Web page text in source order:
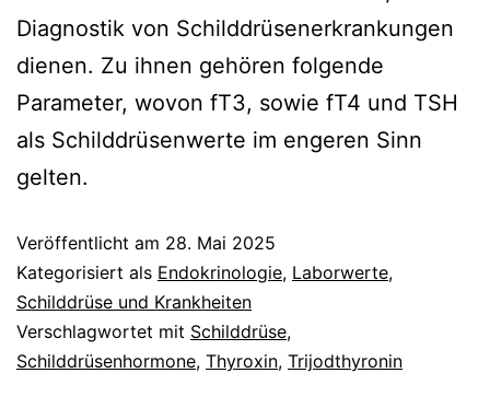
Diagnostik von Schilddrüsenerkrankungen
dienen. Zu ihnen gehören folgende
Parameter, wovon fT3, sowie fT4 und TSH
als Schilddrüsenwerte im engeren Sinn
gelten.
Veröffentlicht am 28. Mai 2025
Kategorisiert als Endokrinologie, Laborwerte,
Schilddrüse und Krankheiten
Verschlagwortet mit Schilddrüse,
Schilddrüsenhormone, Thyroxin, Trijodthyronin